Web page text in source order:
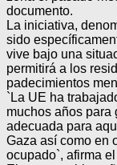
documento.
La iniciativa,
sido
vive bajo una
permitirá a los
padecimientos
`La UE ha
muchos años para
adecuada para
Gaza así como en
ocupado`, afirma